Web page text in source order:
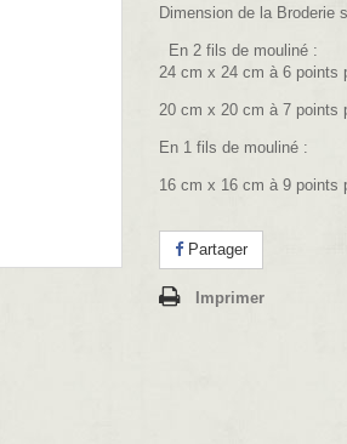
Dimension de la Broderie
En 2 fils de mouliné :
24 cm x 24 cm à 6 points
20 cm x 20 cm à 7 points
En 1 fils de mouliné :
16 cm x 16 cm à 9 points
Partager
Imprimer